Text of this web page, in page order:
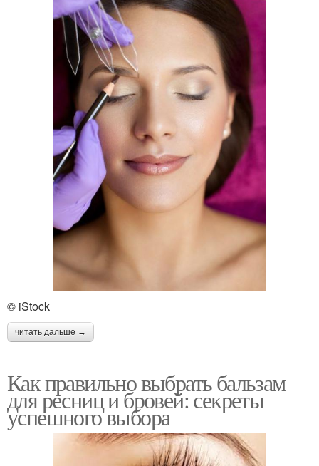
© iStock
читать дальше →
Как правильно выбрать бальзам
для ресниц и бровей: секреты
успешного выбора